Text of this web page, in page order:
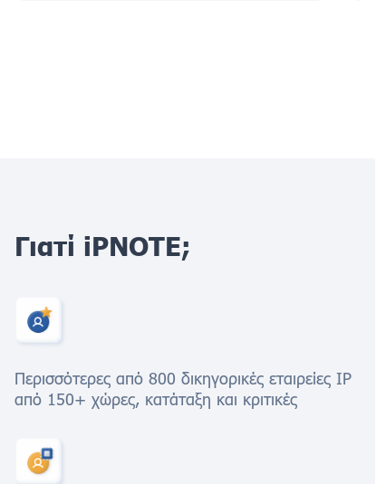
Γιατί iPNOTE;
Περισσότερες από 800 δικηγορικές εταιρείες IP
από 150+ χώρες, κατάταξη και κριτικές